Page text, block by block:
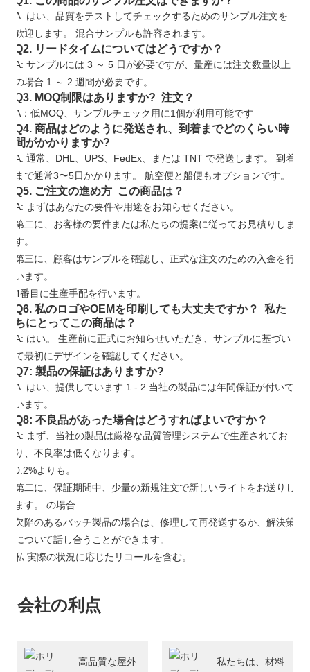
A: はい、品質をテストしてチェックするためのサンプル注文を
歓迎します。 混合サンプルも許容されます。
Q2. リードタイムについてはどうですか？
A: サンプルには 3 ～ 5 日が必要ですが、量産には注文数量以上
の場合 1 ～ 2 週間が必要です。
Q3. MOQ制限はありますか? 注文？
A：低MOQ、サンプルチェック用に1個が利用可能です
Q4. 商品はどのように発送され、到着までどのくらい時
間がかかりますか?
A: 通常、DHL、UPS、FedEx、または TNT で発送します。 到着
まで通常3〜5日かかります。 航空便と船便もオプションです。
Q5. ご注文の進め方 この商品は？
A: まずはあなたの要件や用途をお知らせください。
第二に、お客様の要件または私たちの提案に従ってお見積りしま
す。
第三に、顧客はサンプルを確認し、正式な注文のための入金を行
います。
4番目に生産手配を行います。
Q6. 私のロゴやOEMを印刷しても大丈夫ですか？ 私た
ちにとってこの商品は？
A: はい。 生産前に正式にお知らせいただき、サンプルに基づい
て最初にデザインを確認してください。
Q7: 製品の保証はありますか?
A: はい、提供しています 1 - 2 当社の製品には年間保証が付いて
います。
Q8: 不良品があった場合はどうすればよいですか？
A: まず、当社の製品は厳格な品質管理システムで生産されてお
り、不良率は低くなります。
0.2%よりも。
第二に、保証期間中、少量の新規注文で新しいライトをお送りし
ます。 の場合
欠陥のあるバッチ製品の場合は、修理して再発送するか、解決策
について話し合うことができます。
私 実際の状況に応じたリコールを含む。
会社の利点
高品質な屋外
私たちは、材料